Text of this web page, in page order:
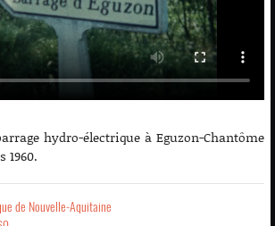
hydro-électrique à Eguzon-Chantôme
1960.
de Nouvelle-Aquitaine